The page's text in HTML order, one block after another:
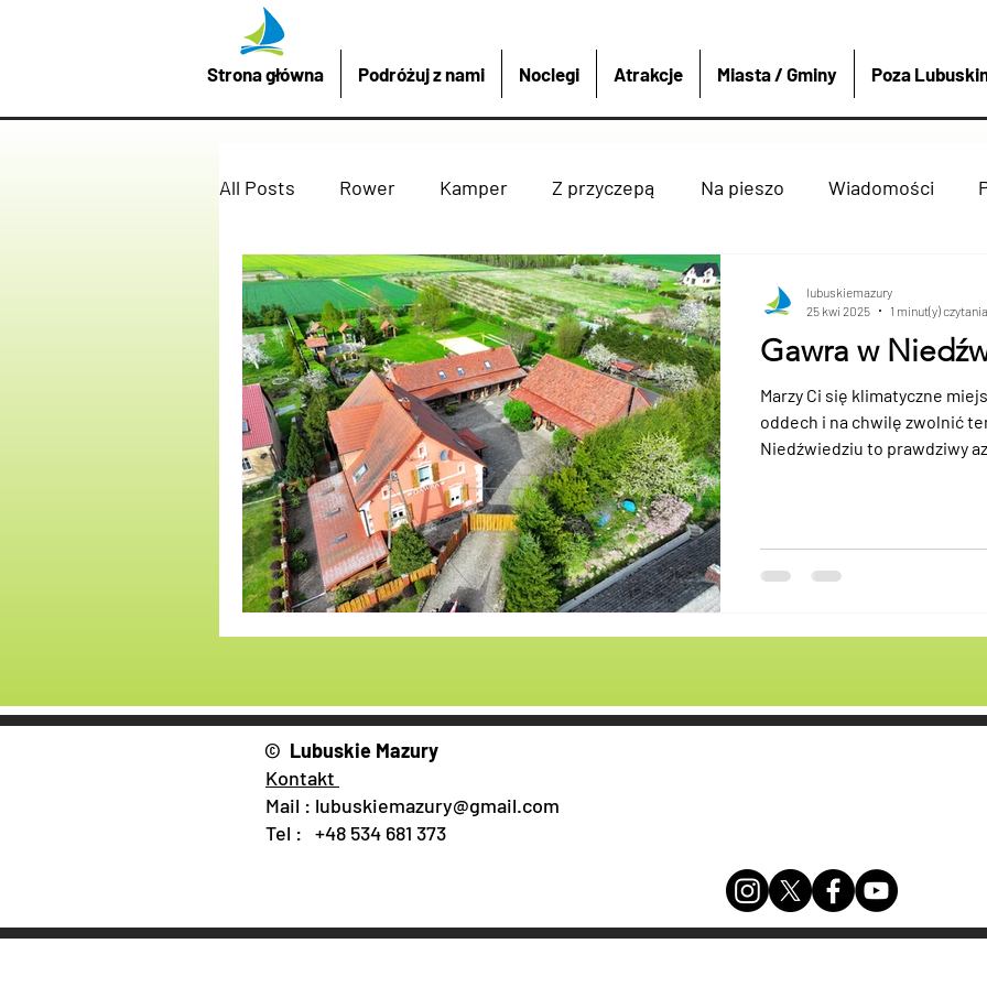
Strona główna Podróżuj z nami Noclegi Atrakcje Miasta / Gminy Poza
All Posts Rower Kamper Z przyczepą Na pieszo Wiadomości
Promocje z LubuskieMazury Strzelce krajeńskie
Imprezy atrakcje Drezdenko Dobiegniew Atrakcje Rzeki Jeziora
Podróżuj z nami żaglówką Miasta Gminy Polska i Świat
Tajemnice Mapy i Trasy Kłodawa
Gawra w
Marzy Ci się klimatyczne
oddech i na chwilę zwolnić
Niedźwiedziu to
lubuskiemazury
25 kwi 2025
1 minut(y) czytania
© Lubuskie Mazury
Kontakt
Mail : lubuskiemazury@gmail.com
Tel : +48 534 681 373